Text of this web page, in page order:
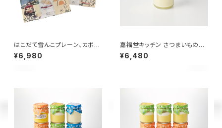
はこだて雪んこプレーン、カボチ
ャ6個入×各1箱
¥6,980
嘉福堂キッチン さつまいもの雪
んこ プリン 6個入 / サステナブ
ル 北海道限定 函館 手作り スイ
¥6,480